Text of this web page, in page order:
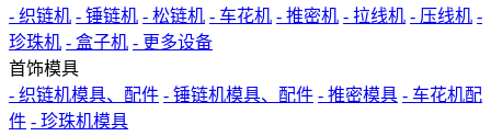
- 织链机 - 锤链机 - 松链机 - 车花机 - 推密机 - 拉线机 - 压线机 -
珍珠机 - 盒子机 - 更多设备
首饰模具
- 织链机模具、配件 - 锤链机模具、配件 - 推密模具 - 车花机配
件 - 珍珠机模具